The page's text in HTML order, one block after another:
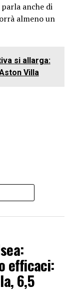
anche di
almeno un
si allarga:
Villa
efficaci:
6,5